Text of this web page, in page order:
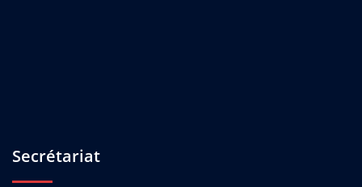
Secrétariat